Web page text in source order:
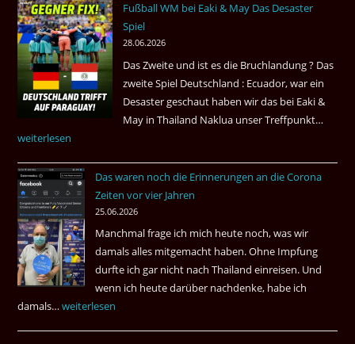
Venezuela
Fußball WM bei Eaki & May Das Desaster
Spiel
28.06.2026
Das Zweite und ist es die Bruchlandung ? Das
zweite Spiel Deutschland : Ecuador, war ein
Desaster geschaut haben wir das bei Eaki &
May in Thailand Naklua unser Treffpunkt…
bei
weiterlesen
Das waren noch die Erinnerungen an die Corona
Zeiten vor vier Jahren
25.06.2026
Manchmal frage ich mich heute noch, was wir
damals alles mitgemacht haben. Ohne Impfung
durfte ich gar nicht nach Thailand einreisen. Und
wenn ich heute darüber nachdenke, habe ich
damals…Das
weiterlesen